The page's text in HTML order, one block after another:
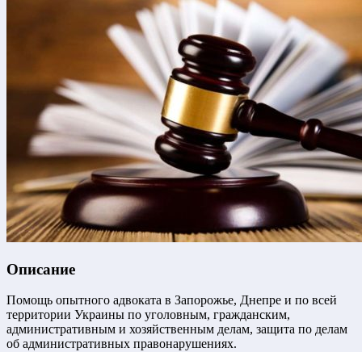
Описание
Помощь опытного адвоката в Запорожье, Днепре и по всей
территории Украины по уголовным, гражданским,
административным и хозяйственным делам, защита по делам
об административных правонарушениях.